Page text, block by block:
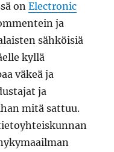
onElectronic
ja
sähköisiä
kyllä
väkeä ja
ja
mitä sattuu.